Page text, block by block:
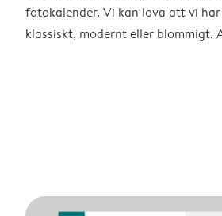
fotokalender. Vi kan lova att vi
klassiskt, modernt eller blommigt.